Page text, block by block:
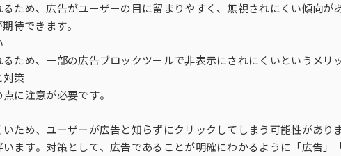
ため、広告がユーザーの目に留まりやすく、無視されにくい傾向が
待できます。
ため、一部の広告ブロックツールで非表示にされにくいというメリ
策
に注意が必要です。
ため、ユーザーが広告と知らずにクリックしてしまう可能性があり
ます。対策として、広告であることが明確にわかるように「広告